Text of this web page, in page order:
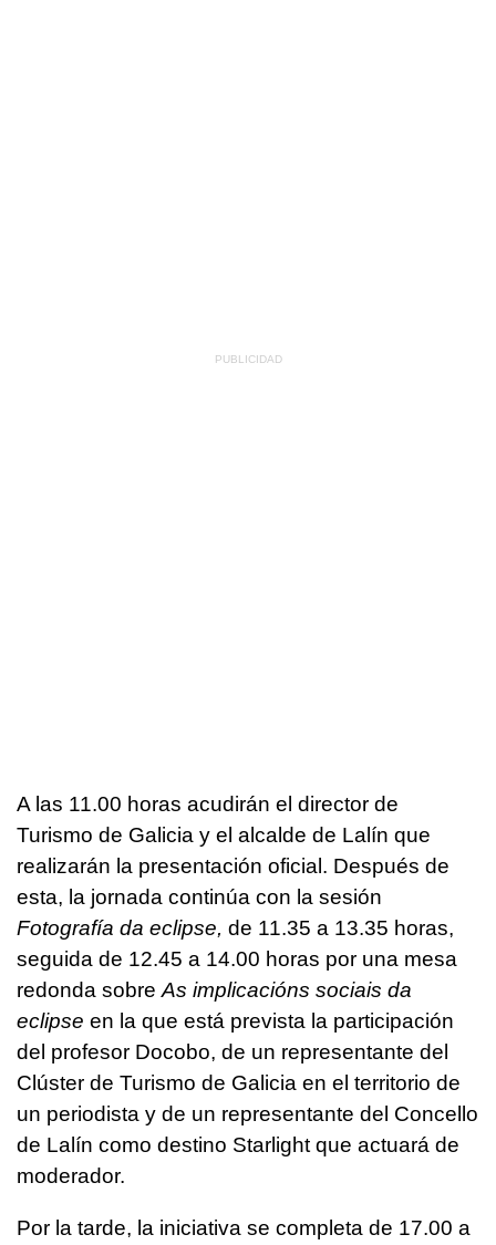
A las 11.00 horas acudirán el director de
Turismo de Galicia y el alcalde de Lalín que
realizarán la presentación oficial. Después de
esta, la jornada continúa con la sesión
Fotografía da eclipse, de 11.35 a 13.35 horas,
seguida de 12.45 a 14.00 horas por una mesa
redonda sobre As implicacións sociais da
eclipse en la que está prevista la participación
del profesor Docobo, de un representante del
Clúster de Turismo de Galicia en el territorio de
un periodista y de un representante del Concello
de Lalín como destino Starlight que actuará de
moderador.
Por la tarde, la iniciativa se completa de 17.00 a